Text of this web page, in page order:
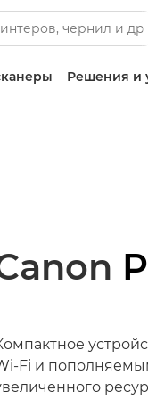
Решения и
Fi и